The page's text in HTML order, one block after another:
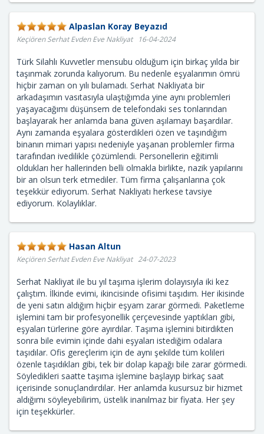
Alpaslan Koray Beyazıd
Keçiören Serhat Evden Eve Nakliyat 16-04-2024
Türk Silahlı Kuvvetler mensubu olduğum için birkaç yılda bir
taşınmak zorunda kalıyorum. Bu nedenle eşyalarımın ömrü
hiçbir zaman on yılı bulamadı. Serhat Nakliyata bir
arkadaşımın vasıtasıyla ulaştığımda yine aynı problemleri
yaşayacağımı düşünsem de telefondaki ses tonlarından
başlayarak her anlamda bana güven aşılamayı başardılar.
Aynı zamanda eşyalara gösterdikleri özen ve taşındığım
binanın mimari yapısı nedeniyle yaşanan problemler firma
tarafından ivedilikle çözümlendi. Personellerin eğitimli
oldukları her hallerinden belli olmakla birlikte, nazik yapılarını
bir an olsun terk etmediler. Tüm firma çalışanlarına çok
teşekkür ediyorum. Serhat Nakliyatı herkese tavsiye
ediyorum. Kolaylıklar.
Hasan Altun
Keçiören Serhat Evden Eve Nakliyat 24-07-2023
Serhat Nakliyat ile bu yıl taşıma işlerim dolayısıyla iki kez
çalıştım. İlkinde evimi, ikincisinde ofisimi taşıdım. Her ikisinde
de yeni satın aldığım hiçbir eşyam zarar görmedi. Paketleme
işlemini tam bir profesyonellik çerçevesinde yaptıkları gibi,
eşyaları türlerine göre ayırdılar. Taşıma işlemini bitirdikten
sonra bile evimin içinde dahi eşyaları istediğim odalara
taşıdılar. Ofis gereçlerim için de aynı şekilde tüm kolileri
özenle taşıdıkları gibi, tek bir dolap kapağı bile zarar görmedi.
Söyledikleri saatte taşıma işlemine başlayıp birkaç saat
içerisinde sonuçlandırdılar. Her anlamda kusursuz bir hizmet
aldığımı söyleyebilirim, üstelik inanılmaz bir fiyata. Her şey
için teşekkürler.